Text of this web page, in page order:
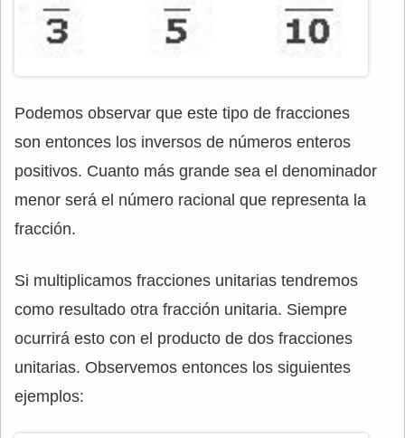
Podemos observar que este tipo de fracciones
son entonces los inversos de números enteros
positivos. Cuanto más grande sea el denominador
menor será el número racional que representa la
fracción.
Si multiplicamos fracciones unitarias tendremos
como resultado otra fracción unitaria. Siempre
ocurrirá esto con el producto de dos fracciones
unitarias. Observemos entonces los siguientes
ejemplos: